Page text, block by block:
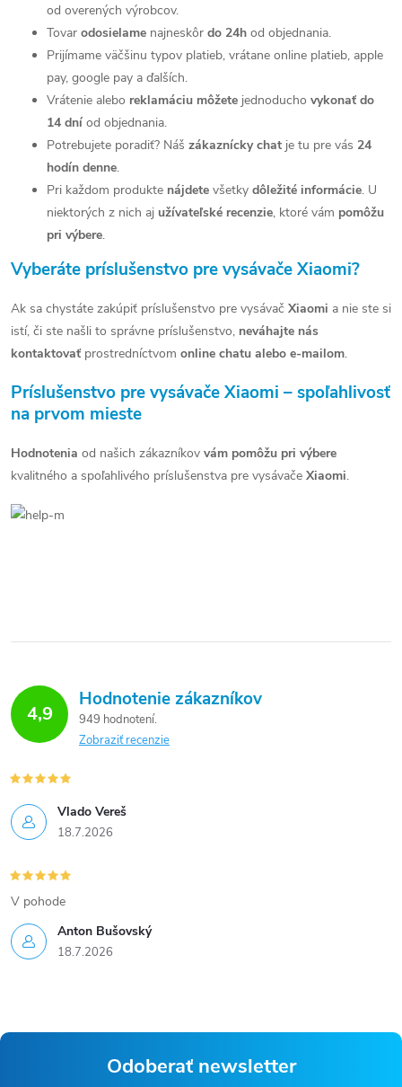
k
y
v
ý
p
i
s
u
od overených výrobcov.
Tovar odosielame najneskôr do 24h od objednania.
Prijímame väčšinu typov platieb, vrátane online platieb, apple
pay, google pay a ďalších.
Vrátenie alebo reklamáciu môžete jednoducho vykonať do
14 dní od objednania.
Potrebujete poradiť? Náš zákaznícky chat je tu pre vás 24
hodín denne.
Pri každom produkte nájdete všetky dôležité informácie. U
niektorých z nich aj užívateľské recenzie, ktoré vám pomôžu
pri výbere.
Vyberáte príslušenstvo pre vysávače Xiaomi?
Ak sa chystáte zakúpiť príslušenstvo pre vysávač Xiaomi a nie ste si
istí, či ste našli to správne príslušenstvo, neváhajte nás
kontaktovať prostredníctvom online chatu alebo e-mailom.
Príslušenstvo pre vysávače Xiaomi – spoľahlivosť
na prvom mieste
Hodnotenia od našich zákazníkov vám pomôžu pri výbere
kvalitného a spoľahlivého príslušenstva pre vysávače Xiaomi.
4,9
Hodnotenie zákazníkov
949 hodnotení
Zobraziť recenzie
Vlado Vereš
18.7.2026
Anton Bušovský
18.7.2026
V pohode
Odoberať newsletter